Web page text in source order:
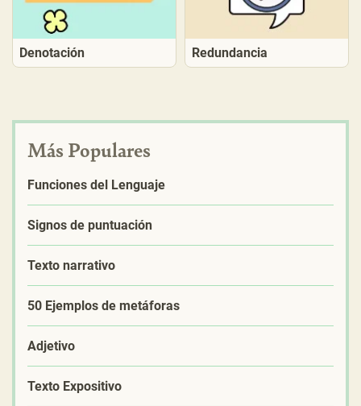
Denotación Redundancia
Más Populares
Funciones del Lenguaje
Signos de puntuación
Texto narrativo
50 Ejemplos de metáforas
Adjetivo
Texto Expositivo